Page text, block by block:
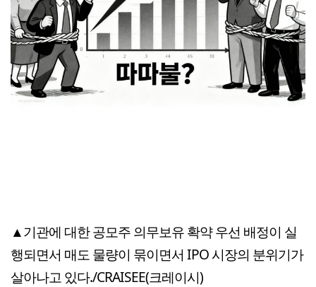
▲기관에 대한 공모주 의무보유 확약 우선 배정이 실
행되면서 매도 물량이 묶이면서 IPO 시장의 분위기가
살아나고 있다./CRAISEE(크레이시)